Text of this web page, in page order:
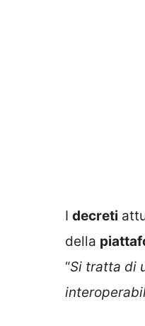
I decreti
della
“Si tratta di